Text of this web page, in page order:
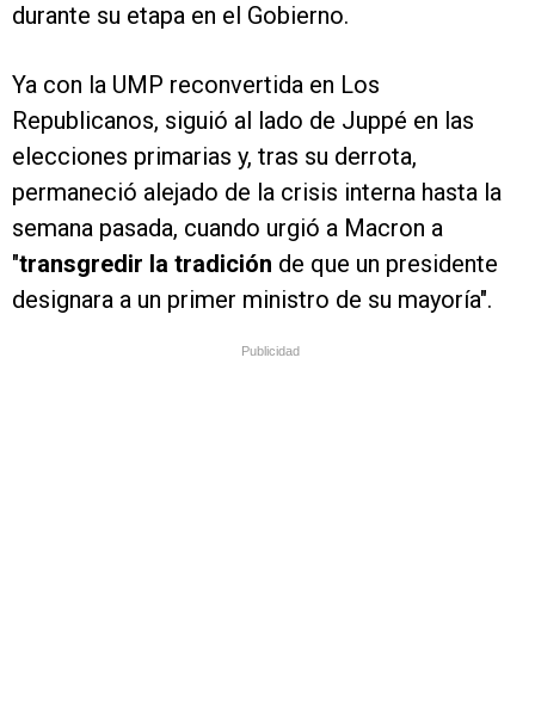
durante su etapa en el Gobierno.
Ya con la UMP reconvertida en Los
Republicanos, siguió al lado de Juppé en las
elecciones primarias y, tras su derrota,
permaneció alejado de la crisis interna hasta la
semana pasada, cuando urgió a Macron a
"transgredir la tradición de que un presidente
designara a un primer ministro de su mayoría".
Publicidad